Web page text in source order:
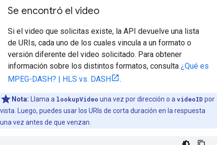
Se encontró el video
Si el video que solicitas existe, la API devuelve una lista
de URIs, cada uno de los cuales vincula a un formato o
versión diferente del video solicitado. Para obtener
información sobre los distintos formatos, consulta ¿Qué es
MPEG-DASH? | HLS vs. DASH
.
Nota: Llama a lookupVideo una vez por dirección o a videoID por
vista. Luego, puedes usar los URIs de corta duración en la respuesta
una vez antes de que venzan.